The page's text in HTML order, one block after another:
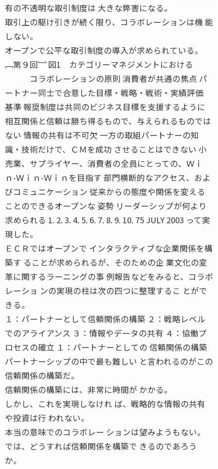
有の不透明な取引制度は 大きな弊害になる。
取引上の駆け引きが続く限り、コラボレーションは機 能
しない。
オープンで公平な取引制度の導入が求められている。
﹇第９回﹈ 図1 カテゴリーマネジメントにおける
コラボレーションの原則 消費者が共通の焦点 パ
ートナー同士で合意した目標・戦略・戦術・実績評価
基準 報奨制度は共同のビジネス目標を支援するように
相互関係と信頼は勝ち得るもので、与えられるものでは
ない 情報の共有は不可欠 一方の取組パートナーの知
識・技術だけで、ＣＭを成功 させることはできない 小
売業、サプライヤー、消費者の全員にとっての、Ｗｉ
ｎ-Ｗｉｎ-Ｗｉｎを目指す 部門横断的なアクセス、およ
びコミュニケーション 従来からの態度や関係を変える
ことのできるオープンな 姿勢 リーダーシップが何より
求められる 1. 2. 3. 4. 5. 6. 7. 8. 9. 10. 75 JULY 2003 って実
現した。
ＥＣＲではオープンで インタラクティブな企業関係を構
築す ることが求められるが、そのための企 業文化の変
革に関するラーニングの事 例報告などをみると、コラボ
レーショ ンの実現の柱は次の四つに整理するこ とがで
きる。
１：パートナーとして信頼関係の構築 ２：戦略レベル
でのアライアンス ３：情報やデータの共有 ４：協働プ
ロセスの確立 １：パートナーとしての 信頼関係の構築
パートナーシップの中で最も難しい と言われるのがこの
信頼関係の構築だ。
信頼関係の構築には、非常に時間が かかる。
しかし、これを実現しなけれ ば、戦略的な情報の共有
や投資は行 われない。
本当の意味でのコラボレー ションは望みようもない。
では、どうすれば信頼関係を構築で きるのであろう
か。